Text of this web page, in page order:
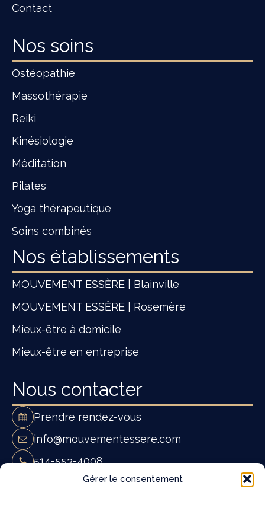
Gérer le consentement
Contact
Nos soins
Ostéopathie
Massothérapie
Reiki
Kinésiologie
Méditation
Pilates
Yoga thérapeutique
Soins combinés
Nos établissements
MOUVEMENT ESSĔRE | Blainville
MOUVEMENT ESSĔRE | Rosemère
Mieux-être à domicile
Mieux-être en entreprise
Nous contacter
Prendre rendez-vous
info@mouvementessere.com
514-553-4008
Mouvement Essĕre - Ostéopathie et